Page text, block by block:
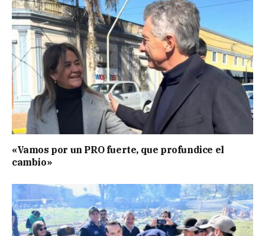
«Vamos por un PRO fuerte, que profundice el
cambio»